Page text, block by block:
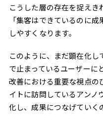
こうした層の存在を捉えき
「集客はできているのに
しやすくなります。
このように、まだ顕在化
で止まっているユーザーに
改善における重要な視点の
イトに訪問しているアンノ
化し、成果につなげていく